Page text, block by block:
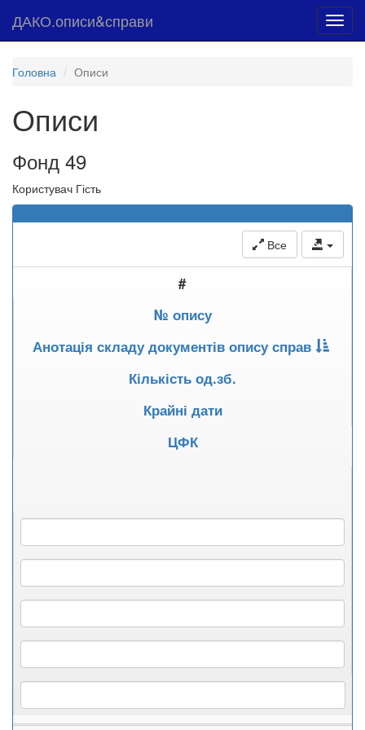
ДАКО.описи&справи
Головна Описи
Описи
Фонд 49
Користувач Гість
Все
#
№ опису
Анотація складу документів опису справ
Кількість од.зб.
Крайні дати
ЦФК